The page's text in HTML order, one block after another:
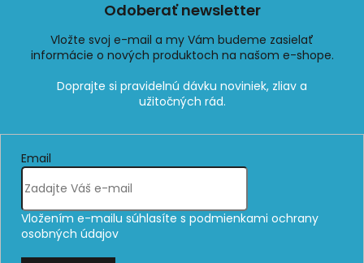
Odoberať newsletter
Vložte svoj e-mail a my Vám budeme zasielať
informácie o nových produktoch na našom e-shope.
Email
Vložením e-mailu súhlasíte s podmienkami ochrany
osobných údajov